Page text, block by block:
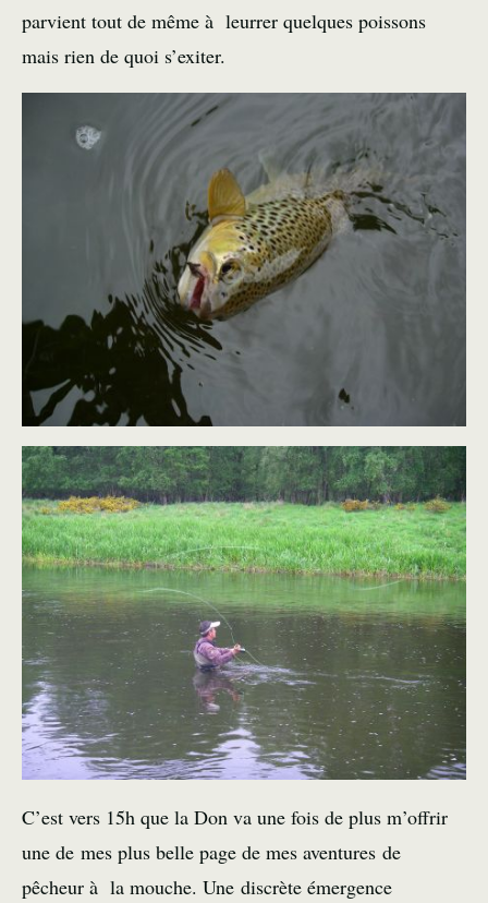
parvient tout de même à leurrer quelques poissons
mais rien de quoi s’exiter.
C’est vers 15h que la Don va une fois de plus m’offrir
une de mes plus belle page de mes aventures de
pêcheur à la mouche. Une discrète émergence